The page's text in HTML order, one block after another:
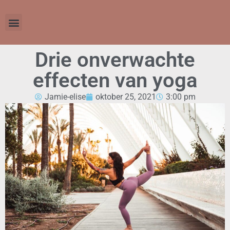
Drie onverwachte
effecten van yoga
Jamie-elise oktober 25, 2021 3:00 pm